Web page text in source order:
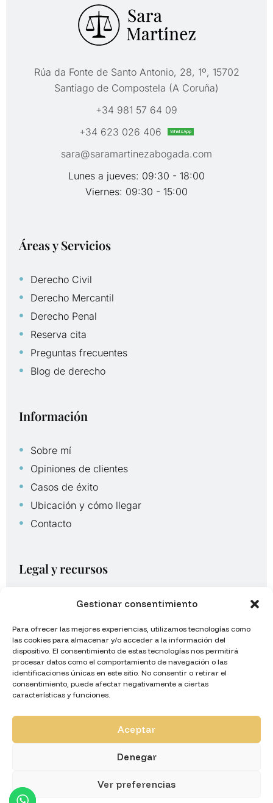
Gestionar consentimiento
Para ofrecer las mejores experiencias, utilizamos tecnologías como
las cookies para almacenar y/o acceder a la información del
dispositivo. El consentimiento de estas tecnologías nos permitirá
procesar datos como el comportamiento de navegación o las
identificaciones únicas en este sitio. No consentir o retirar el
consentimiento, puede afectar negativamente a ciertas
características y funciones.
Aceptar
Denegar
Ver preferencias
Rúa da Fonte de Santo Antonio, 28, 1º, 15702
Santiago de Compostela (A Coruña)
+34 981 57 64 09
+34 623 026 406
WhatsApp
sara@saramartinezabogada.com
Lunes a jueves: 09:30 - 18:00
Viernes: 09:30 - 15:00
Áreas y Servicios
Derecho Civil
Derecho Mercantil
Derecho Penal
Reserva cita
Preguntas frecuentes
Blog de derecho
Información
Sobre mí
Opiniones de clientes
Casos de éxito
Ubicación y cómo llegar
Contacto
Legal y recursos
Aviso legal
Política de cookies UE
Mapa del sitio
Google Business Profile
©2025 Sara Martínez Abogada - Desarrollado por Luis Odón